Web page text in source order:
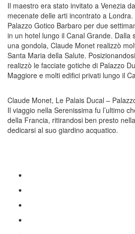
Il maestro era stato invitato a Venezia
mecenate delle arti incontrato a
Palazzo Gotico Barbaro per due
in un hotel lungo il Canal Grande. Dalla
una gondola, Claude Monet realizzò
Santa Maria della Salute.
realizzò le facciate gotiche di Palazzo
Maggiore e molti edifici privati lungo il
Claude Monet, Le Palais Ducal –
Il viaggio nella Serenissima fu l’ultimo
della Francia, ritirandosi ben presto
dedicarsi al suo giardino acquatico.